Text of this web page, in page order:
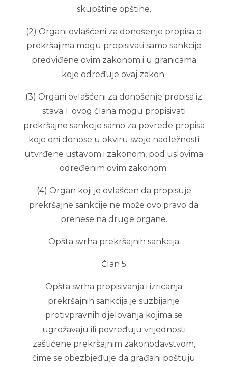
skupštine opštine.
(2) Organi ovlašćeni za donošenje propisa o
prekršajima mogu propisivati samo sankcije
predviđene ovim zakonom i u granicama
koje određuje ovaj zakon.
(3) Organi ovlašćeni za donošenje propisa iz
stava 1. ovog člana mogu propisivati
prekršajne sankcije samo za povrede propisa
koje oni donose u okviru svoje nadležnosti
utvrđene ustavom i zakonom, pod uslovima
određenim ovim zakonom.
(4) Organ koji je ovlašćen da propisuje
prekršajne sankcije ne može ovo pravo da
prenese na druge organe.
Opšta svrha prekršajnih sankcija
Član 5
Opšta svrha propisivanja i izricanja
prekršajnih sankcija je suzbijanje
protivpravnih djelovanja kojima se
ugrožavaju ili povređuju vrijednosti
zaštićene prekršajnim zakonodavstvom,
čime se obezbjeđuje da građani poštuju